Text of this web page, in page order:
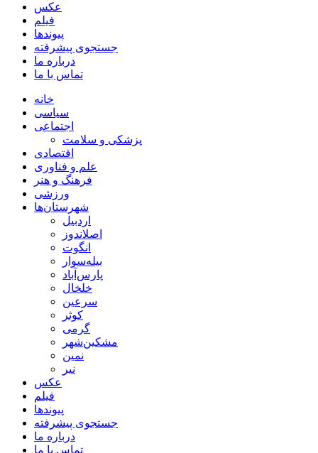
عکس
فیلم
پیوندها
جستجوی پیشرفته
درباره ما
تماس با ما
خانه
سیاسی
اجتماعی
پزشکی و سلامت
اقتصادی
علم و فناوری
فرهنگ و هنر
ورزشی
شهرستان‌ها
اردبیل
اصلاندوز
انگوت
بیله‌سوار
پارس‌آباد
خلخال
سرعین
کوثر
گرمی
مشکین‌شهر
نمین
نیر
عکس
فیلم
پیوندها
جستجوی پیشرفته
درباره ما
تماس با ما